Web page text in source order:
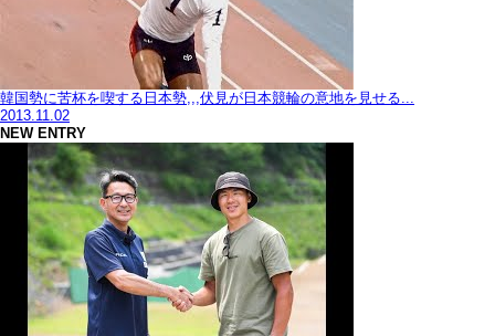
韓国勢に苦杯を喫する日本勢,,,伏見が日本競輪の意地を見せる...
2013.11.02
NEW ENTRY